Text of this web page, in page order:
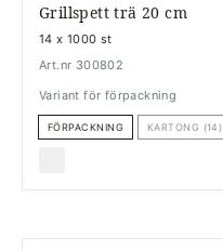
Grillspett trä 20 cm
14 x 1000 st
Art.nr 300802
Variant för förpackning
FÖRPACKNING KARTONG (14)